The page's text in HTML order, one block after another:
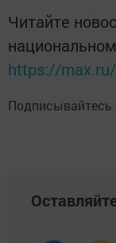
Читайте
https://
Подписывайтесь